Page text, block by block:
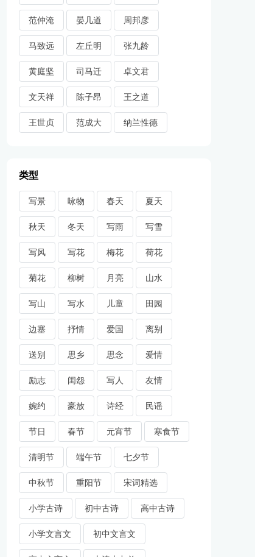
范仲淹 晏几道 周邦彦
马致远 左丘明 张九龄
黄庭坚 司马迁 卓文君
文天祥 陈子昂 王之道
王世贞 范成大 纳兰性德
类型
写景 咏物 春天 夏天
秋天 冬天 写雨 写雪
写风 写花 梅花 荷花
菊花 柳树 月亮 山水
写山 写水 儿童 田园
边塞 抒情 爱国 离别
送别 思乡 思念 爱情
励志 闺怨 写人 友情
婉约 豪放 诗经 民谣
节日 春节 元宵节 寒食节
清明节 端午节 七夕节
中秋节 重阳节 宋词精选
小学古诗 初中古诗 高中古诗
小学文言文 初中文言文